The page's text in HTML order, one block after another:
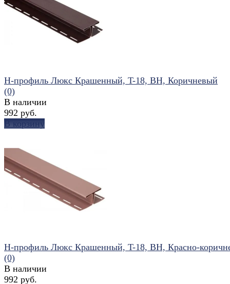
избранное сравнить
избранное сравнить
Н-профиль Люкс Крашенный, T-18, ВН, Коричневый
(0)
В наличии
992 руб.
В корзину
Н-профиль Люкс Крашенный, T-18, ВН, Красно-
(0)
В наличии
992 руб.